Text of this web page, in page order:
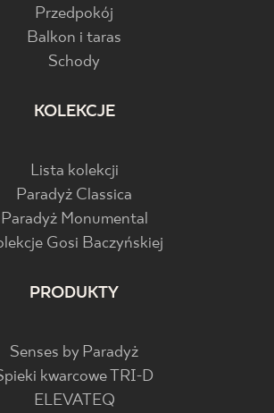
Przedpokój
Balkon i taras
Schody
KOLEKCJE
Lista kolekcji
Paradyż Classica
Paradyż Monumental
Gosi Baczyńskiej
PRODUKTY
Senses by Paradyż
kwarcowe TRI-D
ELEVATEQ